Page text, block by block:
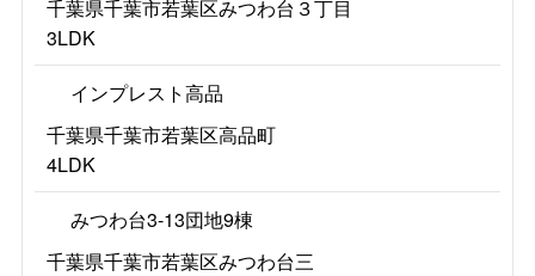
千葉県千葉市若葉区みつわ台３丁目
3LDK
インプレスト高品
千葉県千葉市若葉区高品町
4LDK
みつわ台3-13団地9棟
千葉県千葉市若葉区みつわ台三